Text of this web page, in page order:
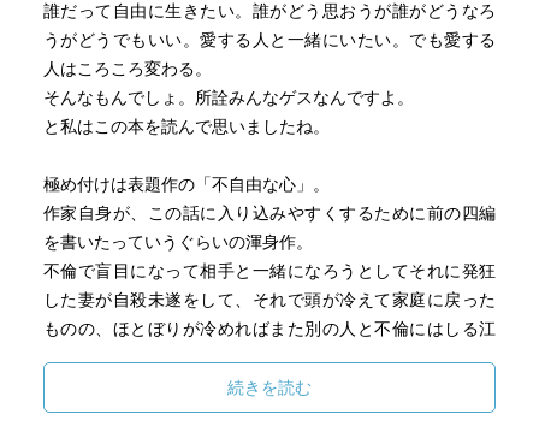
誰だって自由に生きたい。誰がどう思おうが誰がどうなろ
うがどうでもいい。愛する人と一緒にいたい。でも愛する
人はころころ変わる。
そんなもんでしょ。所詮みんなゲスなんですよ。
と私はこの本を読んで思いましたね。
極め付けは表題作の「不自由な心」。
作家自身が、この話に入り込みやすくするために前の四編
を書いたっていうぐらいの渾身作。
不倫で盲目になって相手と一緒になろうとしてそれに発狂
した妻が自殺未遂をして、それで頭が冷えて家庭に戻った
ものの、ほとぼりが冷めればまた別の人と不倫にはしる江
妹の旦那がかつての自分と同じように不倫の果てに離婚し
ようとするのを引き留めるが、なんの説得力もナシ。妹の
続きを読む